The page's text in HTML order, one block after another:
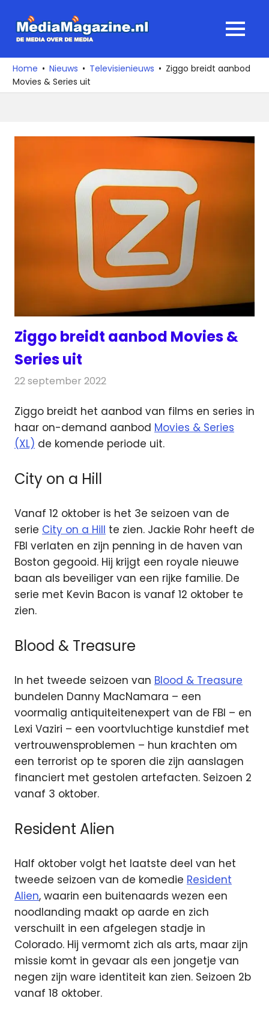
naar
media
over
de
MENU
Home Nieuws Televisienieuws
Ziggo breidt aanbod
Movies & Series uit
Ziggo breidt aanbod Movies &
Series uit
22 september 2022
Ziggo breidt het aanbod van films en series in
haar on-demand aanbod Movies & Series
(XL) de komende periode uit.
City on a Hill
Vanaf 12 oktober is het 3e seizoen van de
serie City on a Hill te zien. Jackie Rohr heeft de
FBI verlaten en zijn penning in de haven van
Boston gegooid. Hij krijgt een royale nieuwe
baan als beveiliger van een rijke familie. De
serie met Kevin Bacon is vanaf 12 oktober te
zien.
Blood & Treasure
In het tweede seizoen van Blood & Treasure
bundelen Danny MacNamara – een
voormalig antiquiteitenexpert van de FBI – en
Lexi Vaziri – een voortvluchtige kunstdief met
vertrouwensproblemen – hun krachten om
een terrorist op te sporen die zijn aanslagen
financiert met gestolen artefacten. Seizoen 2
vanaf 3 oktober.
Resident Alien
Half oktober volgt het laatste deel van het
tweede seizoen van de komedie Resident
Alien, waarin een buitenaards wezen een
noodlanding maakt op aarde en zich
verschuilt in een afgelegen stadje in
Colorado. Hij vermomt zich als arts, maar zijn
missie komt in gevaar als een jongetje van
negen zijn ware identiteit kan zien. Seizoen 2b
vanaf 18 oktober.